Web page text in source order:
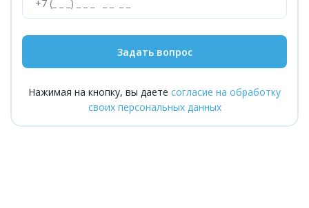
Задать вопрос
Нажимая на кнопку, вы даете согласие на обработку
своих персональных данных